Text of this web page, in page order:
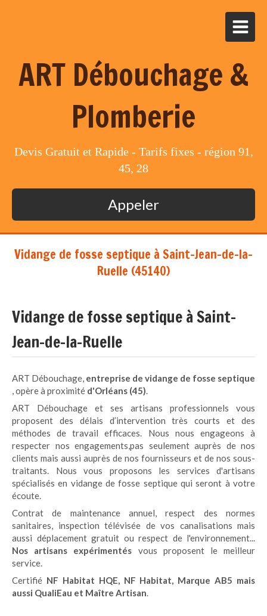
ART Débouchage &
Plomberie
Devis Gratuit et Rapide - Tarifs fixes - région 91,
45, 28
Appeler
Vidange de fosse septique à Saint-Jean-de-la-
Ruelle (45140)
Vidange de fosse septique à Saint-
Jean-de-la-Ruelle
ART Débouchage, entreprise de vidange de fosse septique
, opère à proximité d'Orléans (45).
ART Débouchage et ses artisans professionnels vous
proposent des délais d’intervention très courts et des
méthodes de travail efficaces. Nous nous engageons à
respecter nos engagements,pas seulement auprès de nos
clients mais aussi auprès de nos fournisseurs et de nos sous-
traitants. Nous vous proposons les services d'artisans
spécialisés en vidange de fosse septique qui seront à votre
écoute.
Contrat de maintenance annuel, respect des normes
sanitaires, inspection télévisée de vos canalisations mais
aussi déplacement gratuit ou respect de l'environnement...
Nos artisans expérimentés vous proposent le meilleur
service.
Certifié NF Habitat HQE, NF Habitat, Marque AB5 mais
aussi QualiEau et Maître Artisan.